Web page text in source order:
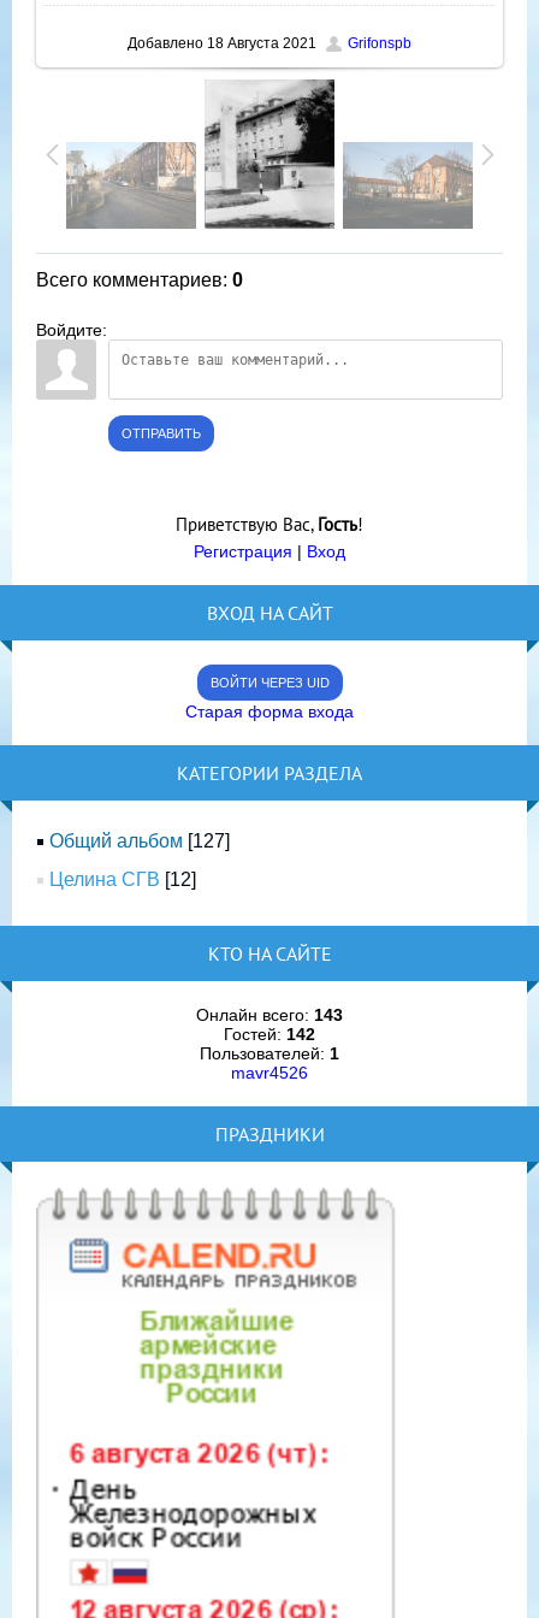
Добавлено 18 Августа 2021 Grifonspb
Всего комментариев: 0
Войдите:
ОТПРАВИТЬ
Приветствую Вас, Гость!
Регистрация | Вход
ВХОД НА САЙТ
ВОЙТИ ЧЕРЕЗ UID
Старая форма входа
КАТЕГОРИИ РАЗДЕЛА
Общий альбом [127]
Целина СГВ [12]
КТО НА САЙТЕ
Онлайн всего: 143
Гостей: 142
Пользователей: 1
mavr4526
ПРАЗДНИКИ